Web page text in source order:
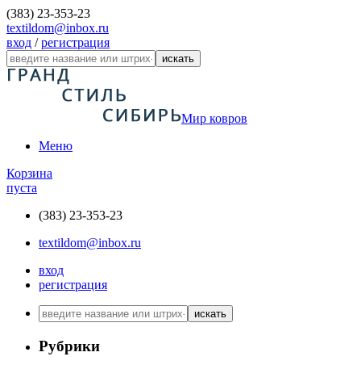
(383) 23-353-23
textildom@inbox.ru
вход /регистрация
искать
Мир ковров
Меню
Корзина
пуста
(383) 23-353-23
textildom@inbox.ru
вход
регистрация
искать
Рубрики